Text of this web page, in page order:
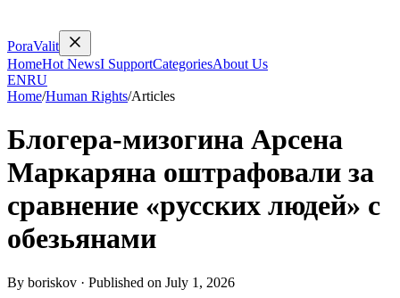
PoraValit
HomeHot NewsI SupportCategoriesAbout Us
ENRU
Home/Human Rights/Articles
Блогера‑мизогина Арсена
Маркаряна оштрафовали за
сравнение «русских людей» с
обезьянами
By boriskov · Published on July 1, 2026